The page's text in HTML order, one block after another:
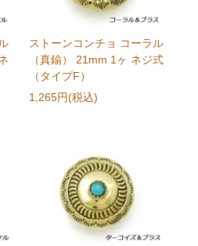
ストーンコンチョ コーラル
（真鍮） 21mm 1ヶ ネジ式
（タイプF）
1,265円(税込)